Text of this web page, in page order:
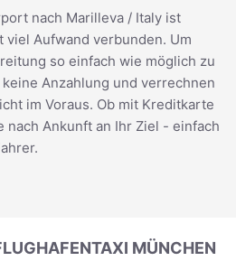
nach Marilleva / Italy ist
viel Aufwand verbunden. Um
so einfach wie möglich zu
Anzahlung und verrechnen
im Voraus. Ob mit Kreditkarte
nach Ankunft an Ihr Ziel - einfach
MÜNCHEN